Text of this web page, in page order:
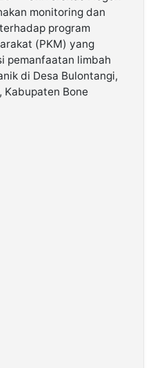
monitoring dan
program
(PKM) yang
pemanfaatan limbah
di Desa Bulontangi,
Kabupaten Bone